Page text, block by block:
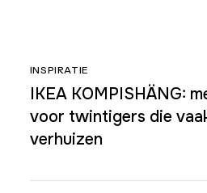
INSPIRATIE
IKEA KOMPISHÄNG:
voor twintigers die
verhuizen